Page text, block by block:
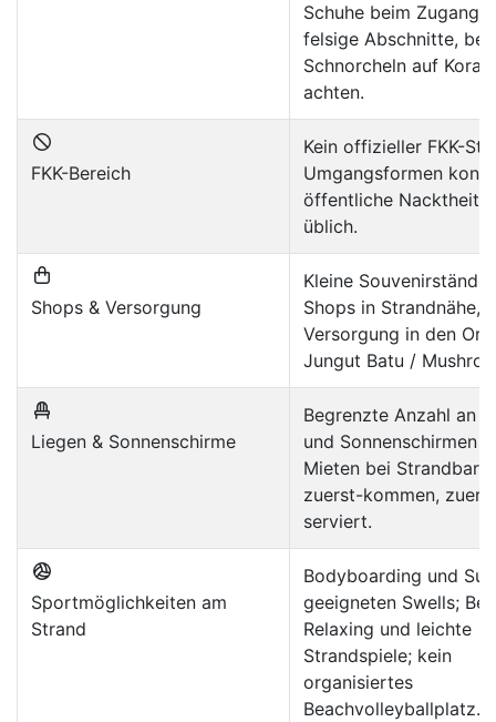
Schuhe beim Zugang
felsige Abschnitte,
Schnorcheln auf
achten.
FKK-Bereich
Kein offizieller FKK-
Umgangsformen
öffentliche Nacktheit
üblich.
Shops & Versorgung
Kleine Souvenirstände
Shops in Strandnähe,
Versorgung in den
Jungut Batu /
Liegen & Sonnenschirme
Begrenzte Anzahl an
und Sonnenschirmen
Mieten bei
zuerst-kommen,
serviert.
Sportmöglichkeiten am
Strand
Bodyboarding und
geeigneten Swells;
Relaxing und leichte
Strandspiele; kein
organisiertes
Beachvolleyballplatz.